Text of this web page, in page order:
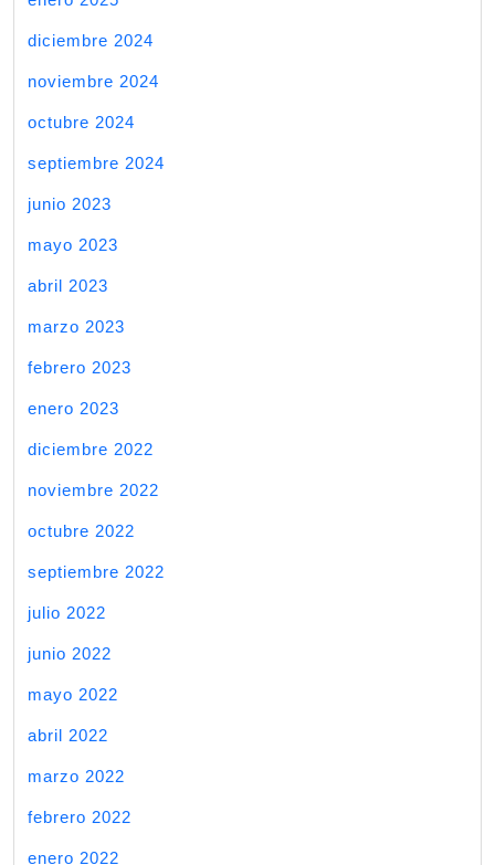
diciembre 2024
noviembre 2024
octubre 2024
septiembre 2024
junio 2023
mayo 2023
abril 2023
marzo 2023
febrero 2023
enero 2023
diciembre 2022
noviembre 2022
octubre 2022
septiembre 2022
julio 2022
junio 2022
mayo 2022
abril 2022
marzo 2022
febrero 2022
enero 2022